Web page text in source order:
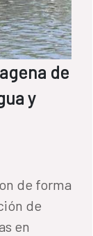
de
y
de forma
de
en